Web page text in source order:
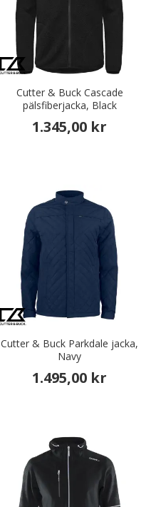
Cutter & Buck Cascade
pälsfiberjacka, Black
1.345,00 kr
Cutter & Buck Parkdale jacka,
Navy
1.495,00 kr